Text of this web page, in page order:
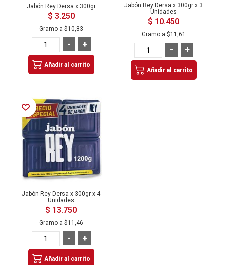
Jabón Rey Dersa x 300gr
$ 3.250
Gramo a $10,83
+
-
Añadir al carrito
Jabón Rey Dersa x 300gr x 3
Unidades
$ 10.450
Gramo a $11,61
+
-
Añadir al carrito
Añadir a la Lista de Deseos
Jabón Rey Dersa x 300gr x 4
Unidades
$ 13.750
Gramo a $11,46
+
-
Añadir al carrito